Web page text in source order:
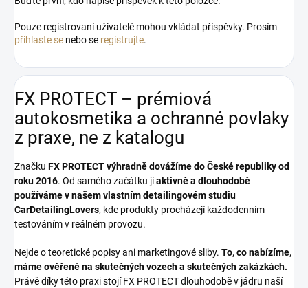
Pouze registrovaní uživatelé mohou vkládat příspěvky. Prosím
přihlaste se nebo se registrujte.
FX PROTECT – prémiová
autokosmetika a ochranné povlaky
z praxe, ne z katalogu
Značku FX PROTECTvýhradně dovážíme do České republiky od
roku 2016. Od samého začátku jiaktivně a dlouhodobě
používáme v našem vlastním detailingovém studiu
CarDetailingLovers, kde produkty procházejí každodenním
testováním v reálném provozu.
Nejde o teoretické popisy ani marketingové sliby. To, co nabízíme,
máme ověřené na skutečných vozech a skutečných zakázkách.
Právě díky této praxi stojí FX PROTECT dlouhodobě v jádru naší